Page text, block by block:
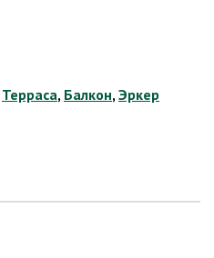
Терраса, Балкон,Эркер